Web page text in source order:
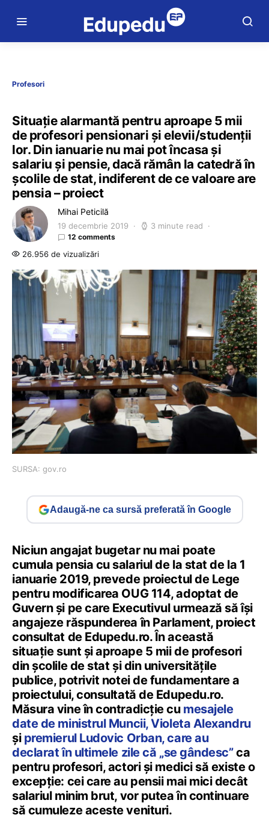
Profesori
Situaţie alarmantă pentru aproape 5 mii
de profesori pensionari şi elevii/studenţii
lor. Din ianuarie nu mai pot încasa şi
salariu şi pensie, dacă rămân la catedră în
şcolile de stat, indiferent de ce valoare are
pensia – proiect
Mihai Peticilă
19 decembrie 2019 3 minute read
12 comments
26.956 de vizualizări
SURSA: gov.ro
Adaugă-ne ca sursă preferată în Google
Niciun angajat bugetar nu mai poate
cumula pensia cu salariul de la stat de la 1
ianuarie 2019, prevede proiectul de Lege
pentru modificarea OUG 114, adoptat de
Guvern şi pe care Executivul urmează să îşi
angajeze răspunderea în Parlament, proiect
consultat de Edupedu.ro. În această
situaţie sunt şi aproape 5 mii de profesori
din şcolile de stat şi din universităţile
publice, potrivit notei de fundamentare a
proiectului, consultată de Edupedu.ro.
Măsura vine în contradicţie cu mesajele
date de ministrul Muncii, Violeta Alexandru
şi premierul Ludovic Orban, care au
declarat în ultimele zile că „se gândesc”ca
pentru profesori, actori şi medici să existe o
excepţie: cei care au pensii mai mici decât
salariul minim brut, vor putea în continuare
să cumuleze aceste venituri.